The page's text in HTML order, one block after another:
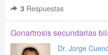
3 Respuestas
Gonartrosis secundarias
Dr. Jorge